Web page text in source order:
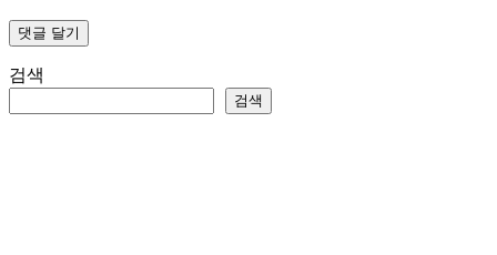
검색
검색